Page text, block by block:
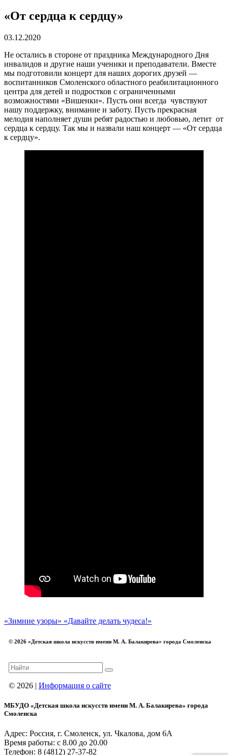
«От сердца к сердцу»
03.12.2020
Не остались в стороне от праздника Международного Дня
инвалидов и другие наши ученики и преподаватели. Вместе
мы подготовили концерт для наших дорогих друзей —
воспитанников Смоленского областного реабилитационного
центра для детей и подростков с ограниченными
возможностями «Вишенки». Пусть они всегда чувствуют
нашу поддержку, внимание и заботу. Пусть прекрасная
мелодия наполняет души ребят радостью и любовью, летит от
сердца к сердцу. Так мы и назвали наш концерт — «От сердца
к сердцу».
«Зимние узоры» «Давайте делать чудеса!»
© 2026 «Детская школа искусств имени М. А. Балакирева» города Смоленска
© 2026 | Информация о сайте
МБУДО «Детская школа искусств имени М. А. Балакирева» города
Смоленска
Адрес: Россия, г. Смоленск, ул. Чкалова, дом 6А
Время работы: с 8.00 до 20.00
Телефон: 8 (4812) 27-37-82